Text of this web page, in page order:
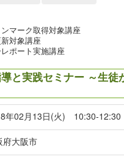
マーク取得対象講座
対象講座
ポート実施講座
と実践セミナー ～生
年02月13日(火) 10:30-12:30
府大阪市